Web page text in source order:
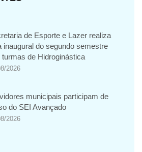
de Esporte e Lazer realiza
inaugural do segundo semestre
turmas de Hidroginástica
2026
municipais participam de
do SEI Avançado
2026